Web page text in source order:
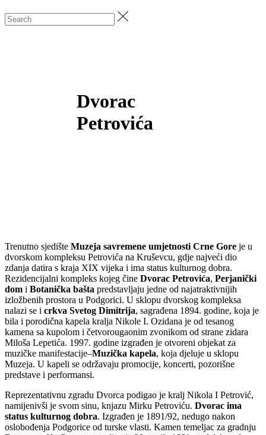
Dvorac
Petrovića
Trenutno sjedište Muzeja savremene umjetnosti Crne Gore je u
dvorskom kompleksu Petrovića na Kruševcu, gdje najveći dio
zdanja datira s kraja XIX vijeka i ima status kulturnog dobra.
Rezidencijalni kompleks kojeg čine Dvorac Petrovića, Perjanički
dom i Botanička bašta predstavljaju jedne od najatraktivnijih
izložbenih prostora u Podgorici. U sklopu dvorskog kompleksa
nalazi se i crkva Svetog Dimitrija, sagrađena 1894. godine, koja je
bila i porodična kapela kralja Nikole I. Ozidana je od tesanog
kamena sa kupolom i četvorougaonim zvonikom od strane zidara
Miloša Lepetića. 1997. godine izgrađen je otvoreni objekat za
muzičke manifestacije–Muzička kapela, koja djeluje u sklopu
Muzeja. U kapeli se održavaju promocije, koncerti, pozorišne
predstave i performansi.
Reprezentativnu zgradu Dvorca podigao je kralj Nikola I Petrović,
namijenivši je svom sinu, knjazu Mirku Petroviću. Dvorac ima
status kulturnog dobra. Izgrađen je 1891/92, nedugo nakon
oslobođenja Podgorice od turske vlasti. Kamen temeljac za gradnju